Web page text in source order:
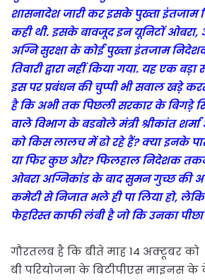
शासनादेश जारी कर इसके पुख्ता इंतजाम
कही थी. इसके बावजूद इन यूनिटों ओबरा,
अग्नि सुरक्षा के कोई पुख्ता इंतजाम
तिवारी द्वारा नहीं किया गया. यह एक
इस पर प्रबंधन की चुप्पी भी सवाल खड़े
है कि अभी तक पिछली सरकार के बिगड़े
वाले विभाग के बडबोले मंत्री श्रीकांत
को किस लालच में ढो रहे हैं? क्या इनके
या फिर कुछ और? फिलहाल निदेशक
ओबरा अग्निकांड के बाद सुमन गुच्छ की
कमेटी से निजात भले ही पा लिया हो,
फेहरिस्त काफी लंबी है जो कि उनका पीछा
गौरतलब है कि बीते माह 14 अक्टूबर
बी परियोजना के बिटीपीएस माइनस के